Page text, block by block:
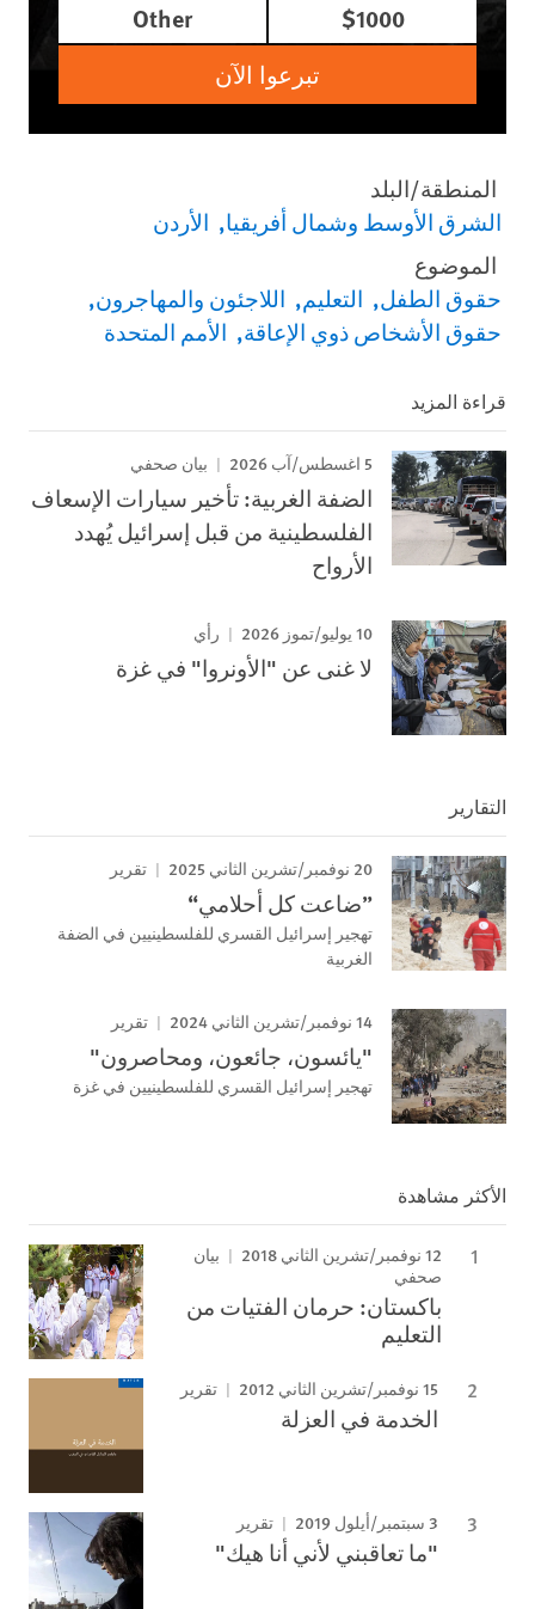
$1000
Other
تبرعوا الآن
المنطقة/البلد
الشرق الأوسط وشمال أفريقيا الأردن
الموضوع
حقوق الطفل التعليم اللاجئون والمهاجرون
حقوق الأشخاص ذوي الإعاقة الأمم المتحدة
قراءة المزيد
5 اغسطس/آب 2026 بيان صحفي
الضفة الغربية: تأخير سيارات الإسعاف
الفلسطينية من قبل إسرائيل يُهدد
الأرواح
10 يوليو/تموز 2026 رأي
لا غنى عن "الأونروا" في غزة
التقارير
20 نوفمبر/تشرين الثاني 2025 تقرير
”ضاعت كل أحلامي“
تهجير إسرائيل القسري للفلسطينيين في الضفة
الغربية
14 نوفمبر/تشرين الثاني 2024 تقرير
"يائسون، جائعون، ومحاصرون"
تهجير إسرائيل القسري للفلسطينيين في غزة
الأكثر مشاهدة
12 نوفمبر/تشرين الثاني 2018
بيان
صحفي
باكستان: حرمان الفتيات من
التعليم
15 نوفمبر/تشرين الثاني 2012 تقرير
الخدمة في العزلة
3 سبتمبر/أيلول 2019 تقرير
"ما تعاقبني لأني أنا هيك"